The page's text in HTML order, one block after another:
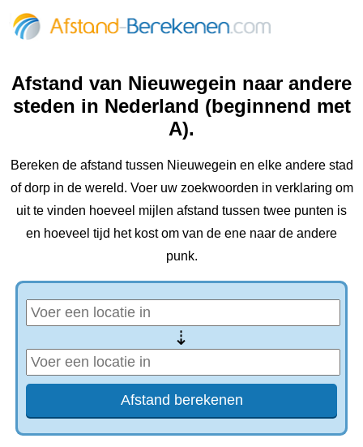
Afstand van Nieuwegein naar andere
steden in Nederland (beginnend met
A).
Bereken de afstand tussen Nieuwegein en elke andere stad
of dorp in de wereld. Voer uw zoekwoorden in verklaring om
uit te vinden hoeveel mijlen afstand tussen twee punten is
en hoeveel tijd het kost om van de ene naar de andere
punk.
⇢